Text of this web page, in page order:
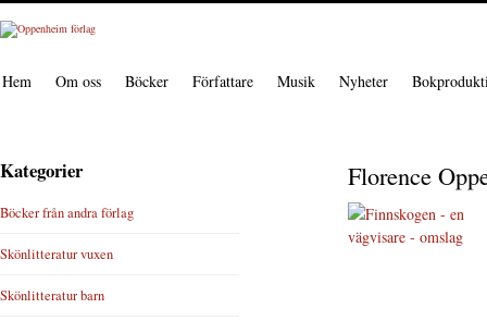
Hem Om oss Böcker Författare Musik Nyheter
Florence
Kategorier
Böcker från andra förlag
Skönlitteratur vuxen
Skönlitteratur barn